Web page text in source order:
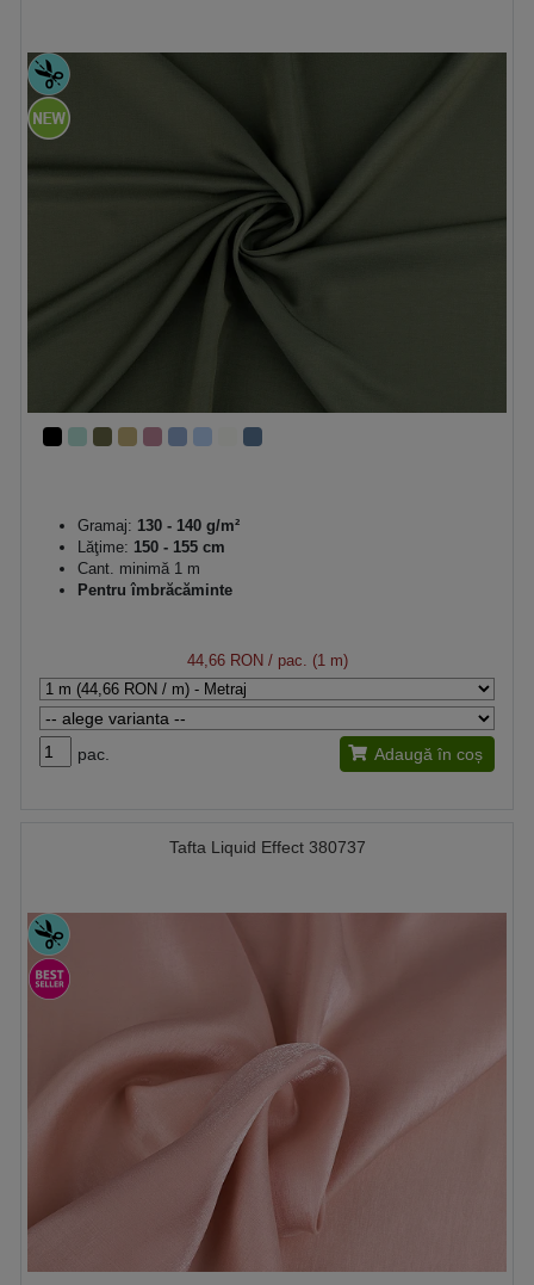
Gramaj: 130 - 140 g/m²
Lăţime: 150 - 155 cm
Cant. minimă 1 m
Pentru îmbrăcăminte
44,66 RON/ pac. (1 m)
pac. Adaugă în coș
Tafta Liquid Effect 380737